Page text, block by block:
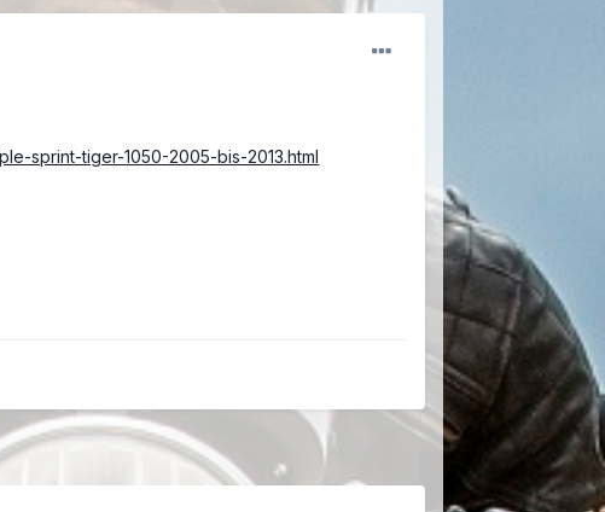
sprint-tiger-1050-2005-bis-2013.html